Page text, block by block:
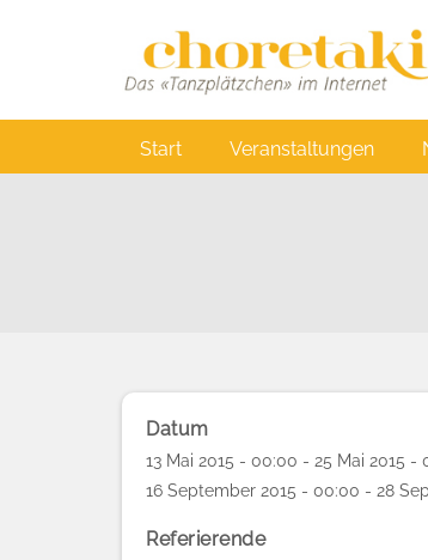
Main
navigation
Start Veranstaltungen
Datum
13 Mai 2015 - 00:00 - 25 Mai 2015 -
16 September 2015 - 00:00 - 28
Referierende